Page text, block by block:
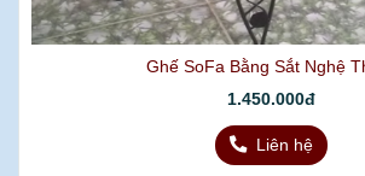
Ghế SoFa Bằng Sắt Nghệ
1.450.000đ
Liên hệ